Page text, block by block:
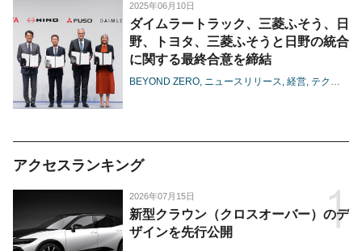
2025年06月10日
ダイムラートラック、三菱ふそう、日
野、トヨタ、三菱ふそうと日野の統合
に関する最終合意を締結
BEYOND ZERO ニュースリリース 経営 テクノロジー
アクセスランキング
2026年07月15日
新型クラウン（クロスオーバー）のデ
ザインを先行公開